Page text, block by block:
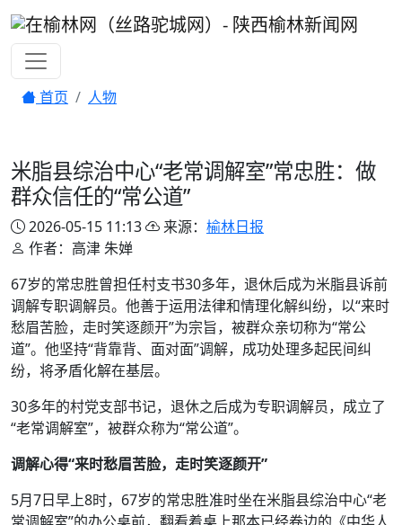
首页 人物
米脂县综治中心“老常调解室”常忠胜：做
群众信任的“常公道”
2026-05-15 11:13 来源： 榆林日报
作者：高津 朱婵
67岁的常忠胜曾担任村支书30多年，退休后成为米脂县诉前
调解专职调解员。他善于运用法律和情理化解纠纷，以“来时
愁眉苦脸，走时笑逐颜开”为宗旨，被群众亲切称为“常公
道”。他坚持“背靠背、面对面”调解，成功处理多起民间纠
纷，将矛盾化解在基层。
30多年的村党支部书记，退休之后成为专职调解员，成立了
“老常调解室”，被群众称为“常公道”。
调解心得“来时愁眉苦脸，走时笑逐颜开”
5月7日早上8时，67岁的常忠胜准时坐在米脂县综治中心“老